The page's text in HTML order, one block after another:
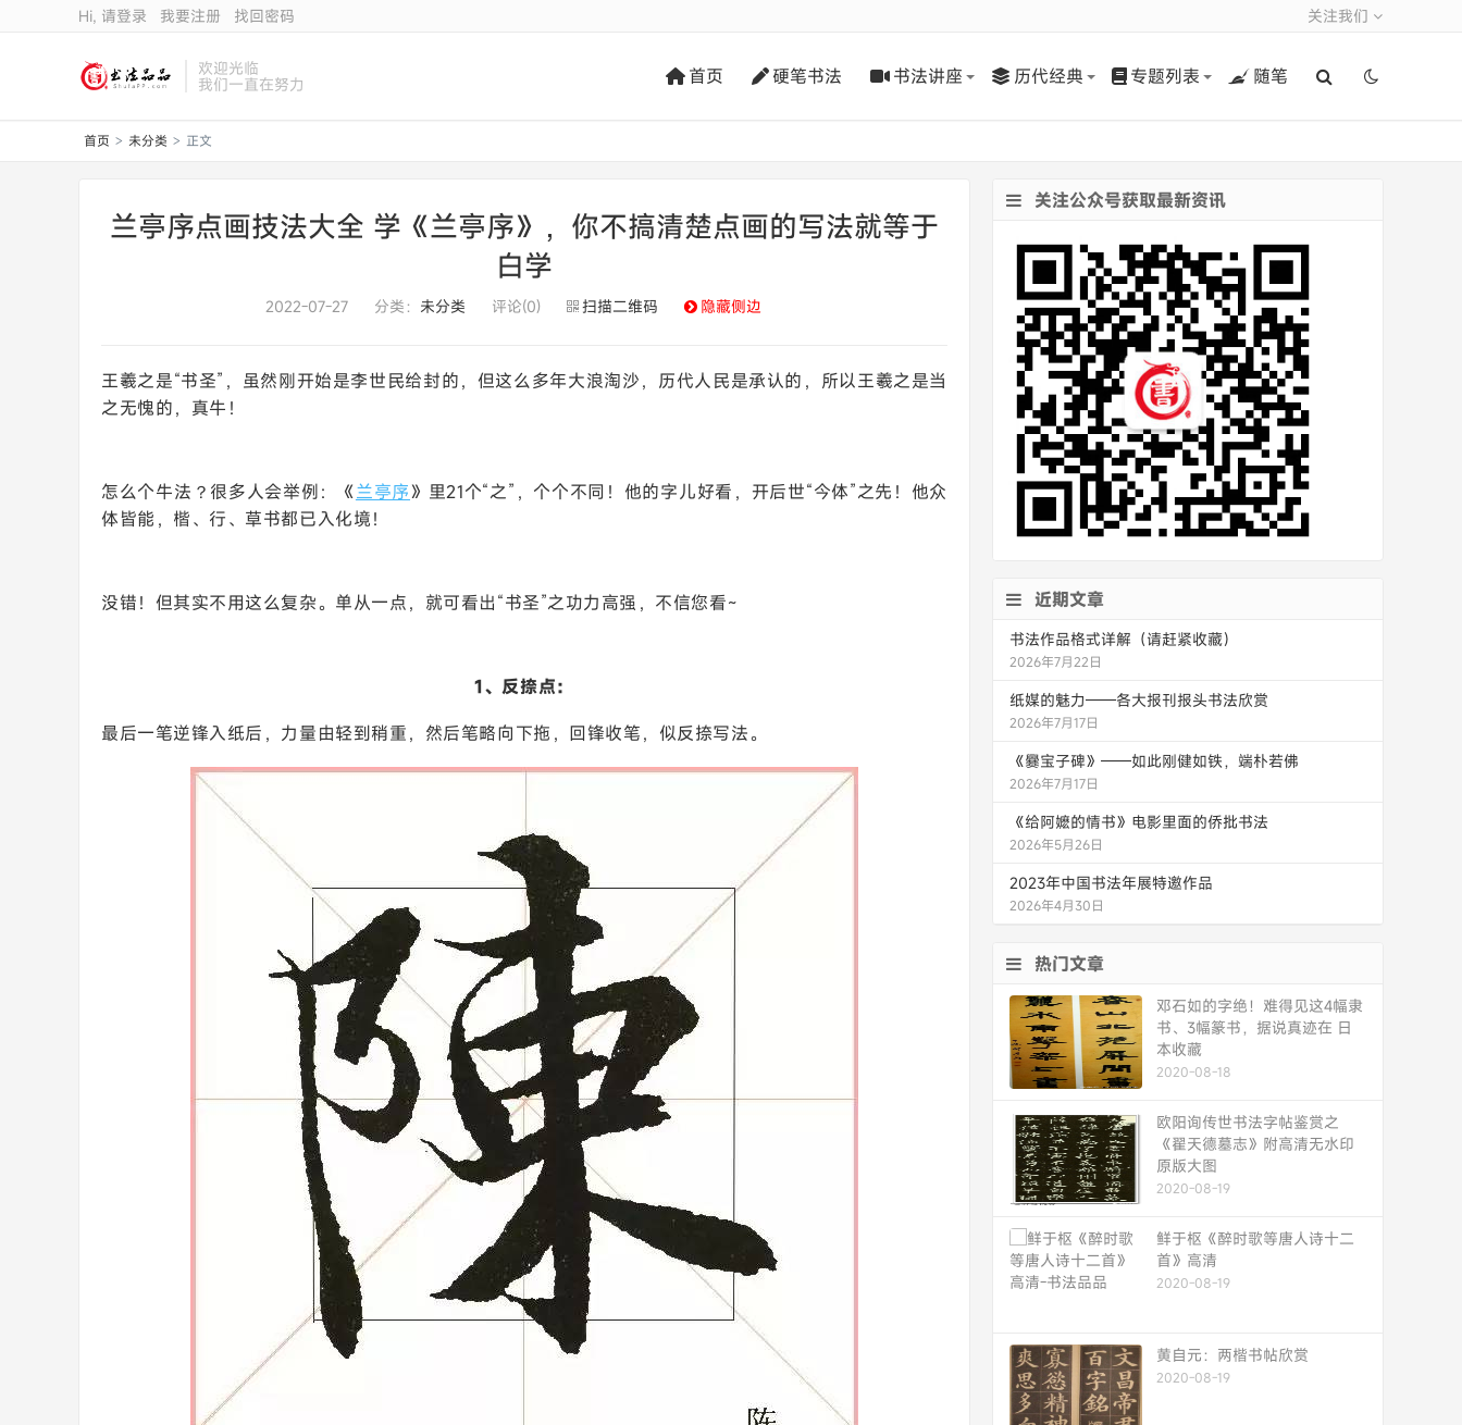
关注我们
Hi, 请登录 我要注册 找回密码
欢迎光临
我们一直在努力 首页 硬笔书法 书法讲座 历代经典 专题列表 随笔
首页 > 未分类 > 正文
兰亭序点画技法大全 学《兰亭序》，你不搞清楚点画的写法就等于
白学
2022-07-27 分类： 未分类 评论(0) 扫描二维码 隐藏侧边
王羲之是“书圣”，虽然刚开始是李世民给封的，但这么多年大浪淘沙，历代人民是承认的，所以王羲之是当
之无愧的，真牛！
怎么个牛法？很多人会举例：《兰亭序》里21个“之”，个个不同！他的字儿好看，开后世“今体”之先！他众
体皆能，楷、行、草书都已入化境！
没错！但其实不用这么复杂。单从一点，就可看出“书圣”之功力高强，不信您看~
1、反捺点：
最后一笔逆锋入纸后，力量由轻到稍重，然后笔略向下拖，回锋收笔，似反捺写法。
关注公众号获取最新资讯
近期文章
书法作品格式详解（请赶紧收藏）
2026年7月22日
纸媒的魅力——各大报刊报头书法欣赏
2026年7月17日
《爨宝子碑》——如此刚健如铁，端朴若佛
2026年7月17日
《给阿嬷的情书》电影里面的侨批书法
2026年5月26日
2023年中国书法年展特邀作品
2026年4月30日
热门文章
邓石如的字绝！难得见这4幅隶
书、3幅篆书，据说真迹在 日
本收藏
2020-08-18
欧阳询传世书法字帖鉴赏之
《翟天德墓志》附高清无水印
原版大图
2020-08-19
鲜于枢《醉时歌等唐人诗十二
首》高清
2020-08-19
黄自元：两楷书帖欣赏
2020-08-19